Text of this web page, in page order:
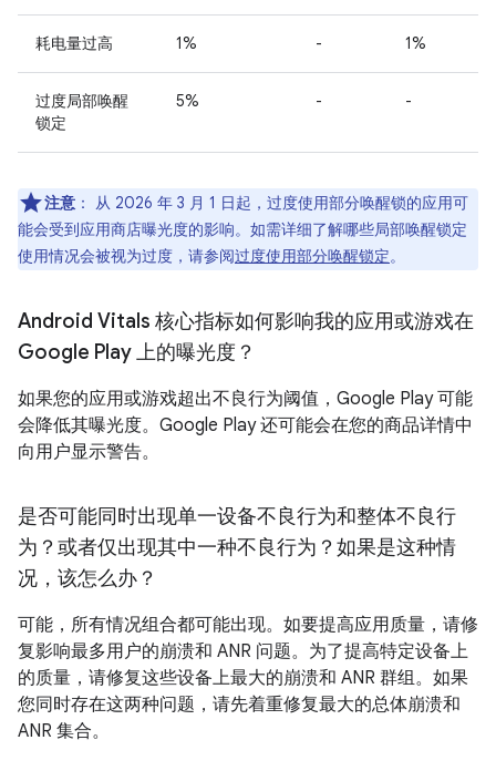
耗电量过高 1% - 1%
过度局部唤醒
锁定
5% - -
注意 ： 从 2026 年 3 月 1 日起 ，过度使用部分唤醒锁的应用可
能会受到应用商店曝光度的影响。如需详细了解哪些局部唤醒锁定
使用情况会被视为过度，请参阅过度使用部分唤醒锁定。
Android Vitals 核心指标如何影响我的应用或游戏在
Google Play 上的曝光度？
如果您的应用或游戏超出不良行为阈值，Google Play 可能
会降低其曝光度。Google Play 还可能会在您的商品详情中
向用户显示警告。
是否可能同时出现单一设备不良行为和整体不良行
为？或者仅出现其中一种不良行为？如果是这种情
况，该怎么办？
可能，所有情况组合都可能出现。如要提高应用质量，请修
复影响最多用户的崩溃和 ANR 问题。为了提高特定设备上
的质量，请修复这些设备上最大的崩溃和 ANR 群组。如果
您同时存在这两种问题，请先着重修复最大的总体崩溃和
ANR 集合。